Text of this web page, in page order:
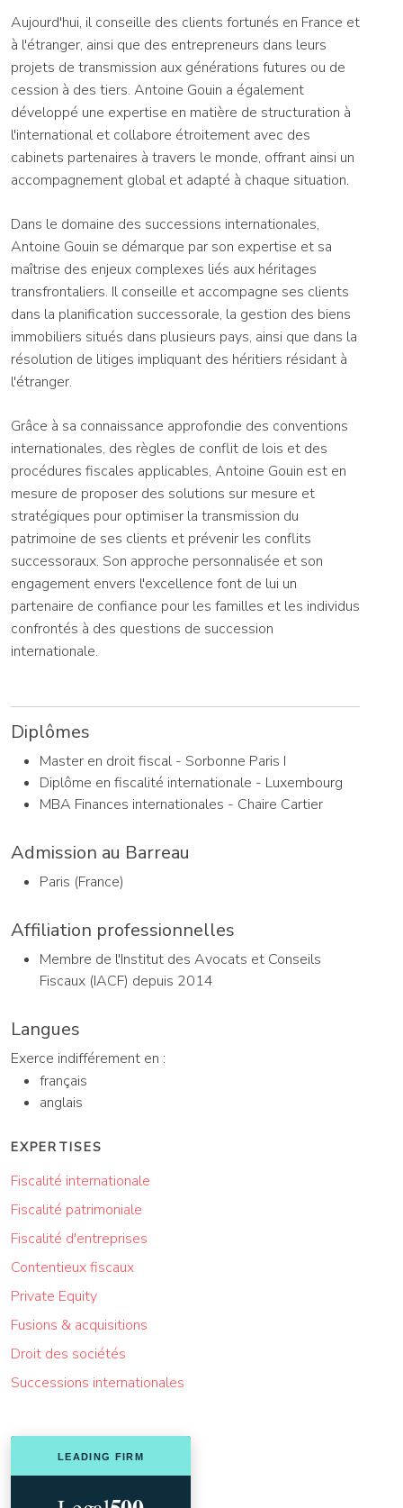
Aujourd'hui, il conseille des clients fortunés en France et
à l'étranger, ainsi que des entrepreneurs dans leurs
projets de transmission aux générations futures ou de
cession à des tiers. Antoine Gouin a également
développé une expertise en matière de structuration à
l'international et collabore étroitement avec des
cabinets partenaires à travers le monde, offrant ainsi un
accompagnement global et adapté à chaque situation.
Dans le domaine des successions internationales,
Antoine Gouin se démarque par son expertise et sa
maîtrise des enjeux complexes liés aux héritages
transfrontaliers. Il conseille et accompagne ses clients
dans la planification successorale, la gestion des biens
immobiliers situés dans plusieurs pays, ainsi que dans la
résolution de litiges impliquant des héritiers résidant à
l'étranger.
Grâce à sa connaissance approfondie des conventions
internationales, des règles de conflit de lois et des
procédures fiscales applicables, Antoine Gouin est en
mesure de proposer des solutions sur mesure et
stratégiques pour optimiser la transmission du
patrimoine de ses clients et prévenir les conflits
successoraux. Son approche personnalisée et son
engagement envers l'excellence font de lui un
partenaire de confiance pour les familles et les individus
confrontés à des questions de succession
internationale.
Diplômes
Master en droit fiscal - Sorbonne Paris I
Diplôme en fiscalité internationale - Luxembourg
MBA Finances internationales - Chaire Cartier
Admission au Barreau
Paris (France)
Affiliation professionnelles
Membre de l'Institut des Avocats et Conseils
Fiscaux (IACF) depuis 2014
Langues
Exerce indifférement en :
français
anglais
EXPERTISES
Fiscalité internationale
Fiscalité patrimoniale
Fiscalité d'entreprises
Contentieux fiscaux
Private Equity
Fusions & acquisitions
Droit des sociétés
Successions internationales
LEADING FIRM